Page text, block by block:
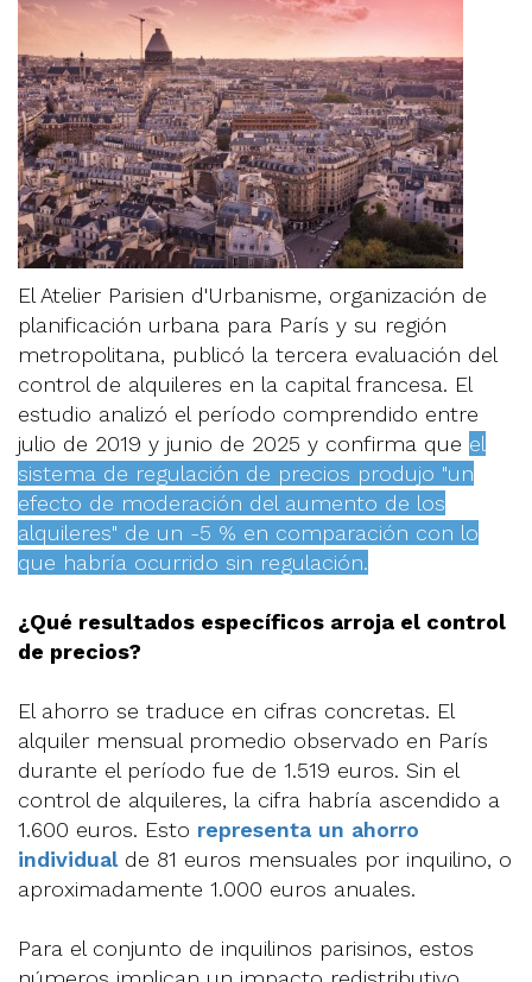
El Atelier Parisien d'Urbanisme, organización de
planificación urbana para París y su región
metropolitana, publicó la tercera evaluación del
control de alquileres en la capital francesa. El
estudio analizó el período comprendido entre
julio de 2019 y junio de 2025 y confirma que el
sistema de regulación de precios produjo "un
efecto de moderación del aumento de los
alquileres" de un -5 % en comparación con lo
que habría ocurrido sin regulación.
¿Qué resultados específicos arroja el control
de precios?
El ahorro se traduce en cifras concretas. El
alquiler mensual promedio observado en París
durante el período fue de 1.519 euros. Sin el
control de alquileres, la cifra habría ascendido a
1.600 euros. Esto representa un ahorro
individualde 81 euros mensuales por inquilino, o
aproximadamente 1.000 euros anuales.
Para el conjunto de inquilinos parisinos, estos